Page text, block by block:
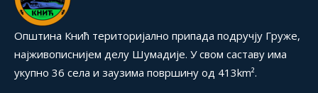
Општина Кнић територијално припада подручју Груже,
најживописнијем делу Шумадије. У свом саставу има
укупно 36 села и заузима површину од 413km².